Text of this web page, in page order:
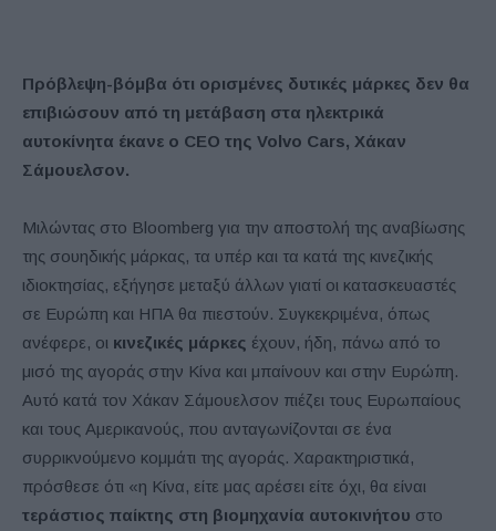
Πρόβλεψη-βόμβα ότι ορισμένες δυτικές μάρκες δεν θα
επιβιώσουν από τη μετάβαση στα ηλεκτρικά
αυτοκίνητα έκανε ο CEO της Volvo Cars, Χάκαν
Σάμουελσον.
Μιλώντας στο Bloomberg για την αποστολή της αναβίωσης
της σουηδικής μάρκας, τα υπέρ και τα κατά της κινεζικής
ιδιοκτησίας, εξήγησε μεταξύ άλλων γιατί οι κατασκευαστές
σε Ευρώπη και ΗΠΑ θα πιεστούν. Συγκεκριμένα, όπως
ανέφερε, οι κινεζικές μάρκες έχουν, ήδη, πάνω από το
μισό της αγοράς στην Κίνα και μπαίνουν και στην Ευρώπη.
Αυτό κατά τον Χάκαν Σάμουελσον πιέζει τους Ευρωπαίους
και τους Αμερικανούς, που ανταγωνίζονται σε ένα
συρρικνούμενο κομμάτι της αγοράς. Χαρακτηριστικά,
πρόσθεσε ότι «η Κίνα, είτε μας αρέσει είτε όχι, θα είναι
τεράστιος παίκτης στη βιομηχανία αυτοκινήτου στο